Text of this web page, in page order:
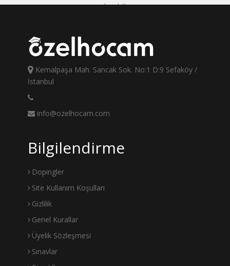
ulaşabilir.
Kemalpaşa Mah. Sancak Sok. No:1 D:9 Sefaköy /
İstanbul
info@ozelhocam.com
Bilgilendirme
Dopingler
Site Kullanım Koşulları
Gizlilik
Genel Kurallar
Üyelik Sözleşmesi
Sınavlar